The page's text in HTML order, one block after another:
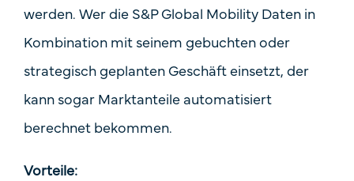
werden. Wer die S&P Global Mobility Daten in
Kombination mit seinem gebuchten oder
strategisch geplanten Geschäft einsetzt, der
kann sogar Marktanteile automatisiert
berechnet bekommen.
Vorteile: